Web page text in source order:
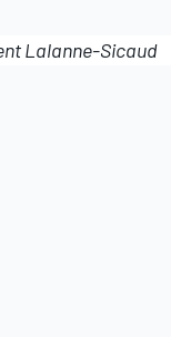
Lalanne-Sicaud